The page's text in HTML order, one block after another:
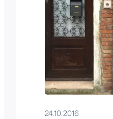
24.10.2016